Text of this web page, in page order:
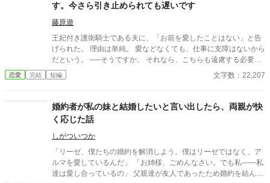
す。今さら引き止められても遅いです
藤原遊
王妃付き護衛騎士である夫に、「お前を愛したことはない」と告
げられた。 理由は単純。 愛などなくても、仕事に支障はないから
だという。 ──そうですか。 それなら、こちらも遠慮する必要は
ありませんね。 王妃の機嫌、侍女たちとの関係、贈り物の選定。
夫が「当然のように」こなしていたそれらは、すべて私が整えて
はもう遅い。 積み上げてきた信用は、静かに崩れていく。 一方で
恋愛 完結 短編 文字数：22,207
婚約者が私の妹と結婚したいと言い出したら、両親が快
く応じた話
しがついつか
「リーゼ、僕たちの婚約を解消しよう。僕はリーゼではなく、ア
ルマを愛しているんだ」 「お姉様、ごめんなさい。でも私――私
達は愛し合っているの」 父親達が友人であったため婚約を結んだ